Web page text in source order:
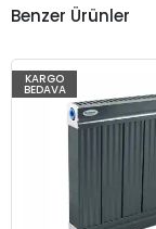
Benzer Ürünler
KARGO
BEDAVA